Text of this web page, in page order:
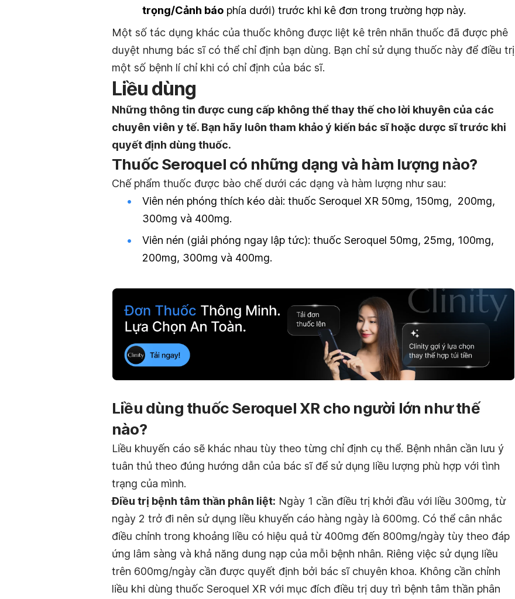
trọng/Cảnh báo phía dưới) trước khi kê đơn trong trường hợp này.
Một số tác dụng khác của thuốc không được liệt kê trên nhãn thuốc đã được phê
duyệt nhưng bác sĩ có thể chỉ định bạn dùng. Bạn chỉ sử dụng thuốc này để điều trị
một số bệnh lí chỉ khi có chỉ định của bác sĩ.
Liều dùng
Những thông tin được cung cấp không thể thay thế cho lời khuyên của các
chuyên viên y tế. Bạn hãy luôn tham khảo ý kiến bác sĩ hoặc dược sĩ trước khi
quyết định dùng thuốc.
Thuốc Seroquel có những dạng và hàm lượng nào?
Chế phẩm thuốc được bào chế dưới các dạng và hàm lượng như sau:
Viên nén phóng thích kéo dài: thuốc Seroquel XR 50mg, 150mg, 200mg,
300mg và 400mg.
Viên nén (giải phóng ngay lập tức): thuốc Seroquel 50mg, 25mg, 100mg,
200mg, 300mg và 400mg.
Liều dùng thuốc Seroquel XR cho người lớn như thế
nào?
Liều khuyến cáo sẽ khác nhau tùy theo từng chỉ định cụ thể. Bệnh nhân cần lưu ý
tuân thủ theo đúng hướng dẫn của bác sĩ để sử dụng liều lượng phù hợp với tình
trạng của mình.
Điều trị bệnh tâm thần phân liệt: Ngày 1 cần điều trị khởi đầu với liều 300mg, từ
ngày 2 trở đi nên sử dụng liều khuyến cáo hàng ngày là 600mg. Có thể cân nhắc
điều chỉnh trong khoảng liều có hiệu quả từ 400mg đến 800mg/ngày tùy theo đáp
ứng lâm sàng và khả năng dung nạp của mỗi bệnh nhân. Riêng việc sử dụng liều
trên 600mg/ngày cần được quyết định bởi bác sĩ chuyên khoa. Không cần chỉnh
liều khi dùng thuốc Seroquel XR với mục đích điều trị duy trì bệnh tâm thần phân